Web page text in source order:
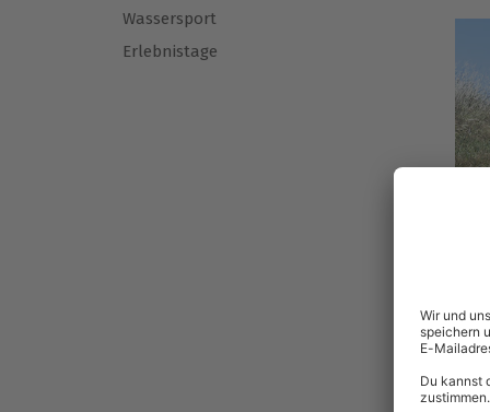
Wassersport
Erlebnistage